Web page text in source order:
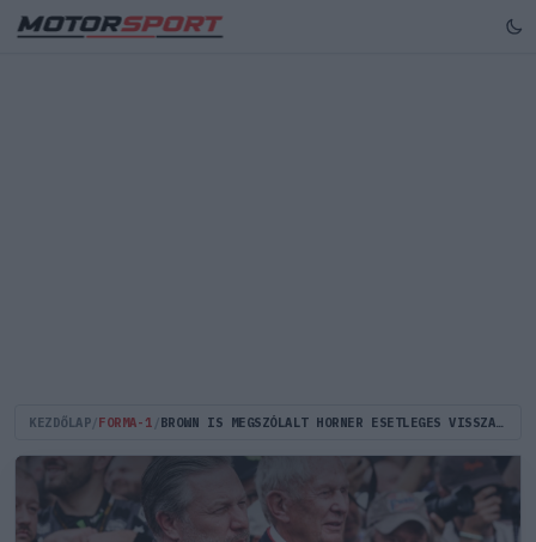
KEZDŐLAP FORMA-1 BROWN IS MEGSZÓLALT HORNER ESETLEGES VISSZATÉRÉSE KAPCSÁN: "NEM KELL, HOGY MINDANNYIAN BARÁTOK LEGYÜNK"